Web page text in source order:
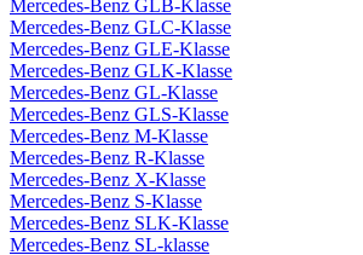
Mercedes-Benz GLB-Klasse
Mercedes-Benz GLC-Klasse
Mercedes-Benz GLE-Klasse
Mercedes-Benz GLK-Klasse
Mercedes-Benz GL-Klasse
Mercedes-Benz GLS-Klasse
Mercedes-Benz M-Klasse
Mercedes-Benz R-Klasse
Mercedes-Benz X-Klasse
Mercedes-Benz S-Klasse
Mercedes-Benz SLK-Klasse
Mercedes-Benz SL-klasse